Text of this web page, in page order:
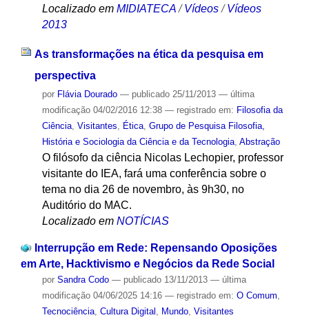
Localizado em MIDIATECA /Vídeos /Vídeos
2013
As transformações na ética da pesquisa em
perspectiva
por Flávia Dourado — publicado25/11/2013 — última
modificação04/02/2016 12:38 — registrado em: Filosofia da
Ciência, Visitantes Ética, Grupo de Pesquisa Filosofia,
História e Sociologia da Ciência e da Tecnologia, Abstração
O filósofo da ciência Nicolas Lechopier, professor
visitante do IEA, fará uma conferência sobre o
tema no dia 26 de novembro, às 9h30, no
Auditório do MAC.
Localizado em NOTÍCIAS
Interrupção em Rede: Repensando Oposições
em Arte, Hacktivismo e Negócios da Rede Social
por Sandra Codo — publicado13/11/2013 — última
modificação04/06/2025 14:16 — registrado em: O Comum
Tecnociência, Cultura Digital Mundo, Visitantes